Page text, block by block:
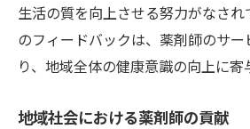
生活の質を向上させる努力がなされ
のフィードバックは、薬剤師のサ
り、地域全体の健康意識の向上に寄
地域社会における薬剤師の貢献